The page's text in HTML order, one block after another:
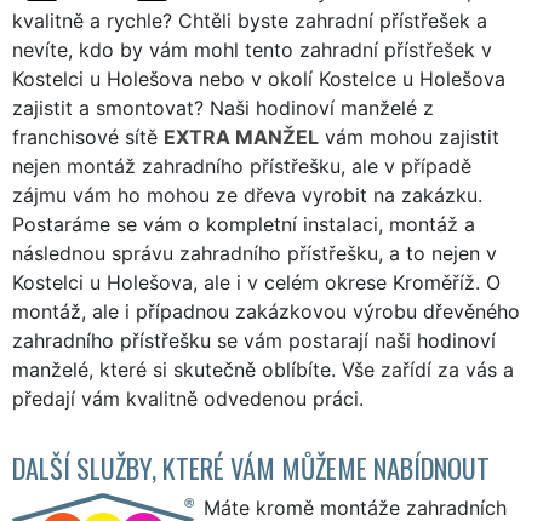
kvalitně a rychle? Chtěli byste zahradní přístřešek a
nevíte, kdo by vám mohl tento zahradní přístřešek v
Kostelci u Holešova nebo v okolí Kostelce u Holešova
zajistit a smontovat? Naši hodinoví manželé z
franchisové sítě EXTRA MANŽEL vám mohou zajistit
nejen montáž zahradního přístřešku, ale v případě
zájmu vám ho mohou ze dřeva vyrobit na zakázku.
Postaráme se vám o kompletní instalaci, montáž a
následnou správu zahradního přístřešku, a to nejen v
Kostelci u Holešova, ale i v celém okrese Kroměříž. O
montáž, ale i případnou zakázkovou výrobu dřevěného
zahradního přístřešku se vám postarají naši hodinoví
manželé, které si skutečně oblíbíte. Vše zařídí za vás a
předají vám kvalitně odvedenou práci.
DALŠÍ SLUŽBY, KTERÉ VÁM MŮŽEME NABÍDNOUT
Máte kromě montáže zahradních